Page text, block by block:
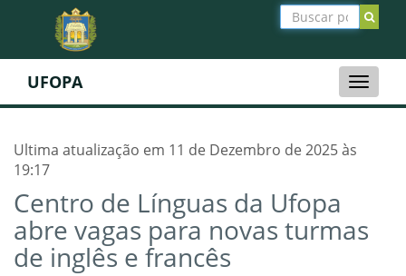
Toggle
UFOPA
Ultima atualização em 11 de Dezembro de 2025 às
19:17
Centro de Línguas da Ufopa
abre vagas para novas turmas
de inglês e francês